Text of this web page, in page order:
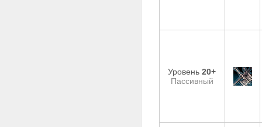
Уровень20+
Пассивный